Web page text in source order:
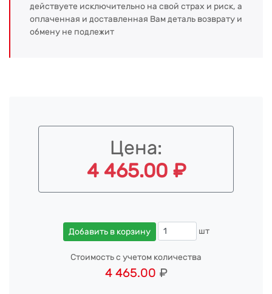
действуете исключительно на свой страх и риск, а
оплаченная и доставленная Вам деталь возврату и
обмену не подлежит
Цена:
4 465.00 ₽
Добавить в корзину шт
Стоимость с учетом количества
4 465.00 ₽